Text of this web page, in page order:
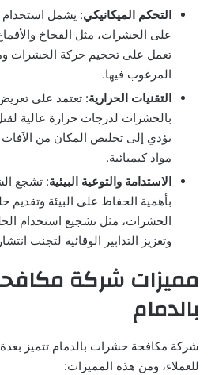
التحكم الميكانيكي: يشمل استخدام
على الحشرات، مثل الفخاخ
تعمل على تحجيم حركة الحشرات
المرغوب فيها.
التقنيات الحرارية: تعتمد على
بالحشرات لدرجات حرارة عالية
يؤدي إلى تخليص المكان من
مواد كيميائية.
الاستدامة والتوعية البيئية: تشجع
بأهمية الحفاظ على البيئة
الحشرات، مثل تشجيع استخدام
وتعزيز التدابير الوقائية لتجنب
مميزات شركة
بالدمام
شركة مكافحة حشرات بالدمام تتميز
للعملاء، ومن هذه المميزات: